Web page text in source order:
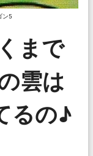
ン5
まで
雲は
るの♪